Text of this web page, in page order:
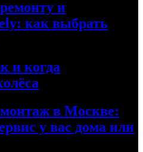
и
как выбрать
и когда
в Москве:
у вас дома или